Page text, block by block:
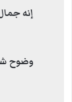
إنه
وضوح